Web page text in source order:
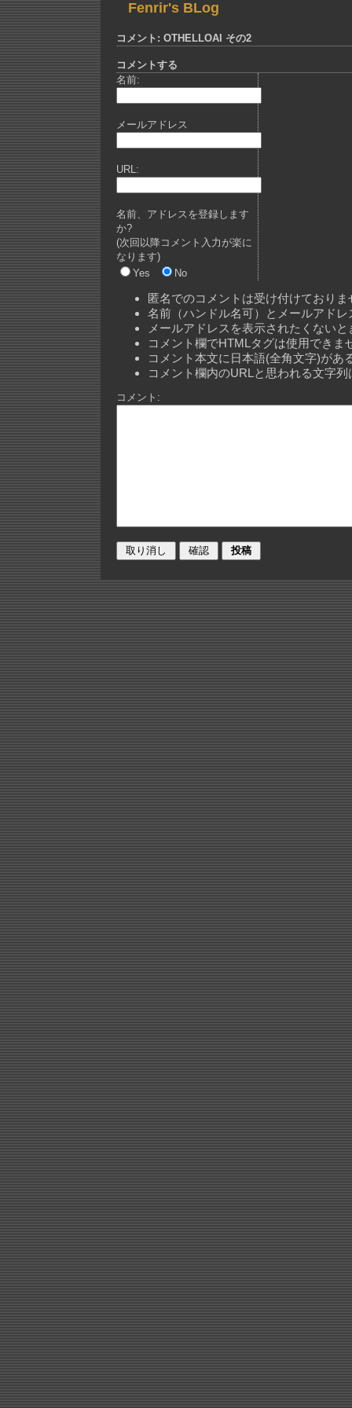
Fenrir's BLog
コメント: OTHELLOAI その2
コメントする
名前:
メールアドレス
URL:
名前、アドレスを登録します
か?
(次回以降コメント入力が楽に
なります)
Yes
No
匿名でのコメントは受け付けておりま
名前（ハンドル名可）とメールアド
メールアドレスを表示されたくない
コメント欄でHTMLタグは使用できま
コメント本文に日本語(全角文字)があ
コメント欄内のURLと思われる文字
コメント: